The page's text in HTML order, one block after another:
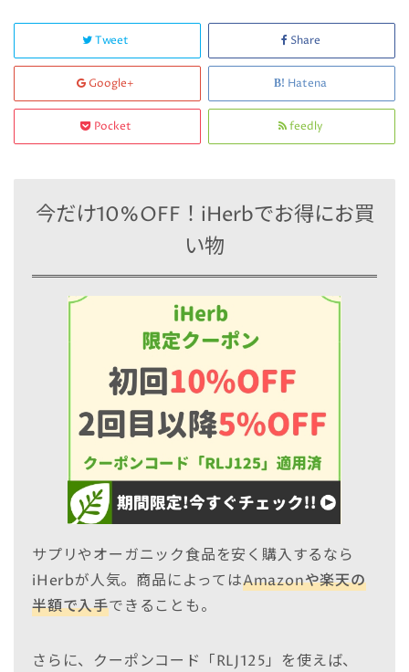
Tweet Share
Google+ Hatena
Pocket feedly
今だけ10%OFF！iHerbでお得にお買
い物
サプリやオーガニック食品を安く購入するなら
iHerbが人気。商品によってはAmazonや楽天の
半額で入手できることも。
さらに、クーポンコード「RLJ125」を使えば、